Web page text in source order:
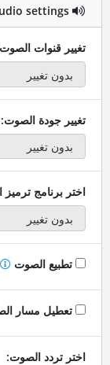
Optional Audio settings
تغيير قنوات
تغيير جودة الصوت:
اختر برنامج
تطبيع الصوت
تعطيل مسار
اختر تردد الصوت: